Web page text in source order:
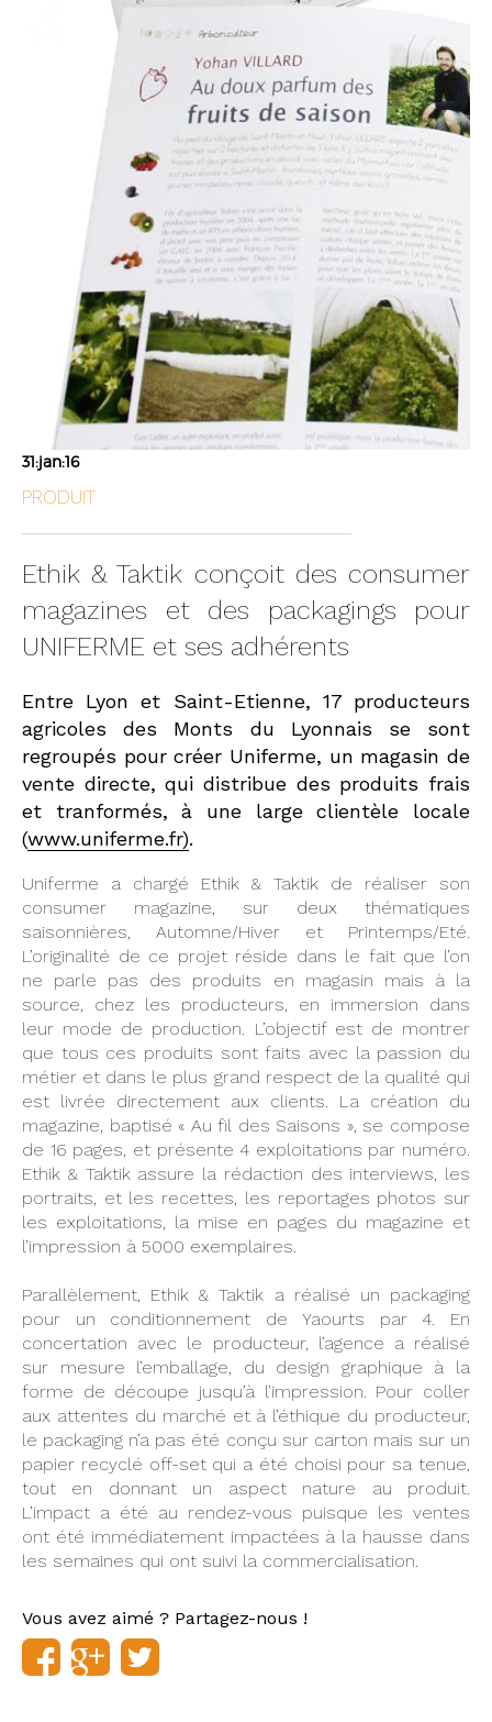
31:jan:16
PRODUIT
Ethik & Taktik conçoit des consumer
magazines et des packagings pour
UNIFERME et ses adhérents
Entre Lyon et Saint-Etienne, 17 producteurs
agricoles des Monts du Lyonnais se sont
regroupés pour créer Uniferme, un magasin de
vente directe, qui distribue des produits frais
et tranformés, à une large clientèle locale
(www.uniferme.fr).
Uniferme a chargé Ethik & Taktik de réaliser son
consumer magazine, sur deux thématiques
saisonnières, Automne/Hiver et Printemps/Eté.
L’originalité de ce projet réside dans le fait que l’on
ne parle pas des produits en magasin mais à la
source, chez les producteurs, en immersion dans
leur mode de production. L’objectif est de montrer
que tous ces produits sont faits avec la passion du
métier et dans le plus grand respect de la qualité qui
est livrée directement aux clients. La création du
magazine, baptisé « Au fil des Saisons », se compose
de 16 pages, et présente 4 exploitations par numéro.
Ethik & Taktik assure la rédaction des interviews, les
portraits, et les recettes, les reportages photos sur
les exploitations, la mise en pages du magazine et
l’impression à 5000 exemplaires.
Parallèlement, Ethik & Taktik a réalisé un packaging
pour un conditionnement de Yaourts par 4. En
concertation avec le producteur, l’agence a réalisé
sur mesure l’emballage, du design graphique à la
forme de découpe jusqu’à l’impression. Pour coller
aux attentes du marché et à l’éthique du producteur,
le packaging n’a pas été conçu sur carton mais sur un
papier recyclé off-set qui a été choisi pour sa tenue,
tout en donnant un aspect nature au produit.
L’impact a été au rendez-vous puisque les ventes
ont été immédiatement impactées à la hausse dans
les semaines qui ont suivi la commercialisation.
Vous avez aimé ? Partagez-nous !